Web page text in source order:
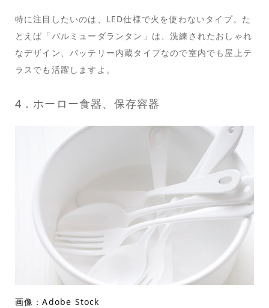
特に注目したいのは、LED仕様で火を使わないタイプ。た
とえば「バルミューダランタン」は、洗練されたおしゃれ
なデザイン、バッテリー内蔵タイプなので室内でも屋上テ
ラスでも活躍しますよ。
4．ホーロー食器、保存容器
画像：Adobe Stock